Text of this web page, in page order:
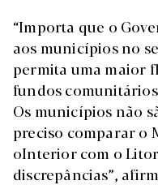
“Importa que o
aos municípios no
permita uma maior
fundos
Os municípios não
preciso comparar o
oInterior com o
discrepâncias”,